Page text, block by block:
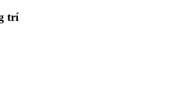
trí